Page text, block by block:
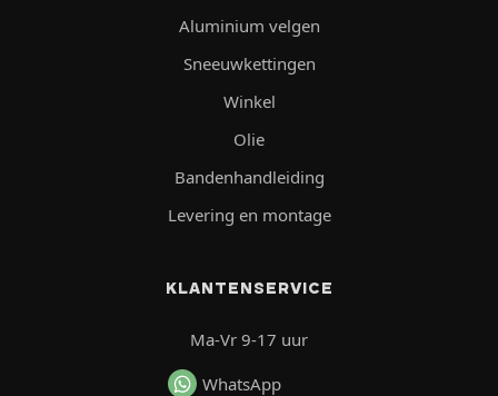
Aluminium velgen
Sneeuwkettingen
Winkel
Olie
Bandenhandleiding
Levering en montage
KLANTENSERVICE
Ma-Vr 9-17 uur
WhatsApp